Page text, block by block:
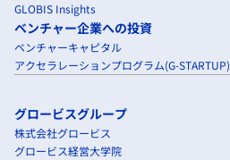
GLOBIS Insights
ベンチャー企業への投資
ベンチャーキャピタル
アクセラレーションプログラム(G-STARTUP)
グロービスグループ
株式会社グロービス
グロービス経営大学院